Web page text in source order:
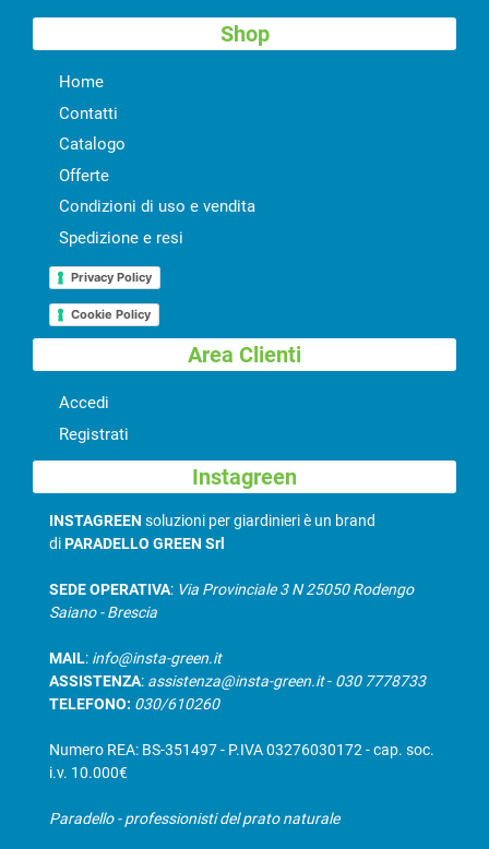
Shop
Home
Contatti
Catalogo
Offerte
Condizioni di uso e vendita
Spedizione e resi
Privacy Policy
Cookie Policy
Area Clienti
Accedi
Registrati
Instagreen
INSTAGREEN soluzioni per giardinieri è un brand
diPARADELLO GREEN Srl
SEDE OPERATIVA: Via Provinciale 3 N 25050 Rodengo
Saiano - Brescia
MAIL: info@insta-green.it
ASSISTENZA: assistenza@insta-green.it- 030 7778733
TELEFONO: 030/610260
Numero REA: BS-351497 - P.IVA 03276030172 - cap. soc.
i.v. 10.000€
Paradello - professionisti del prato naturale